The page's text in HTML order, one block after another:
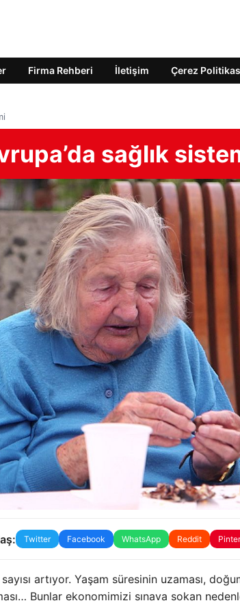
Firma Rehberi İletişim Çerez
sağlık
Twitter Facebook WhatsApp Reddit
artıyor. Yaşam süresinin uzaması,
Bunlar ekonomimizi sınava sokan